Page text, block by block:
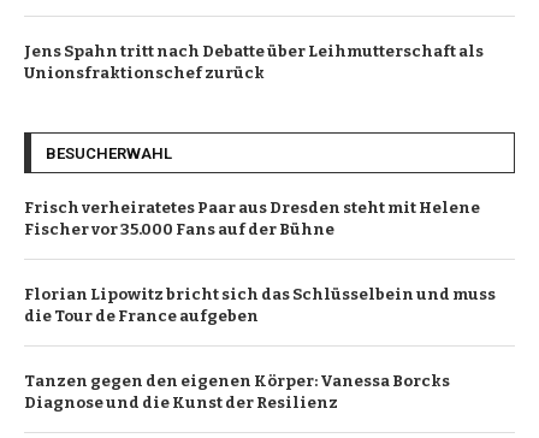
Jens Spahn tritt nach Debatte über Leihmutterschaft als
Unionsfraktionschef zurück
BESUCHERWAHL
Frisch verheiratetes Paar aus Dresden steht mit Helene
Fischer vor 35.000 Fans auf der Bühne
Florian Lipowitz bricht sich das Schlüsselbein und muss
die Tour de France aufgeben
Tanzen gegen den eigenen Körper: Vanessa Borcks
Diagnose und die Kunst der Resilienz